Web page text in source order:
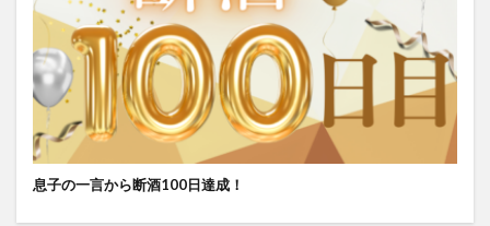
息子の一言から断酒100日達成！